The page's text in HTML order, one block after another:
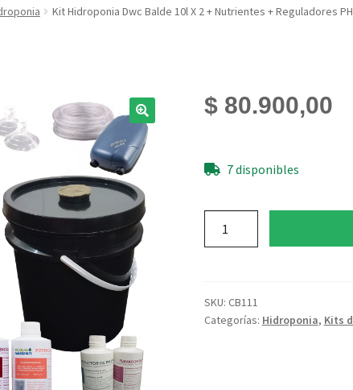
Kit Hidroponia Dwc Balde 10l X 2 + Nutrientes + Reguladores PH
$80.900,00
7 disponibles
10l
X
SKU: CB111
Categorías: Hidroponia, Kits